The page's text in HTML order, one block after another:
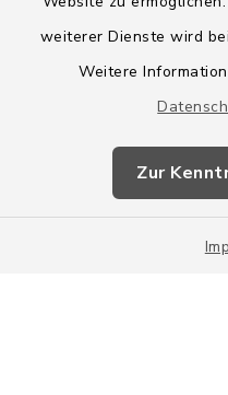
weiterer Dienste wird
Weitere
Zur